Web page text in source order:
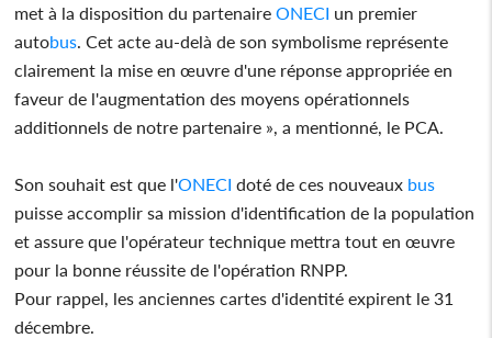
met à la disposition du partenaireONECI un premier
autobus . Cet acte au-delà de son symbolisme représente
clairement la mise en œuvre d'une réponse appropriée en
faveur de l'augmentation des moyens opérationnels
additionnels de notre partenaire », a mentionné, le PCA.
Son souhait est que l'ONECI doté de ces nouveaux bus
puisse accomplir sa mission d'identification de la population
et assure que l'opérateur technique mettra tout en œuvre
pour la bonne réussite de l'opération RNPP.
Pour rappel, les anciennes cartes d'identité expirent le 31
décembre.